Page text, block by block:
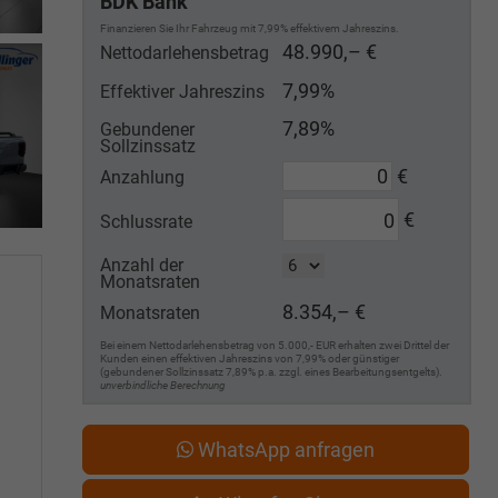
Finanzieren Sie Ihr Fahrzeug mit 7,99% effektivem Jahreszins.
Nettodarlehensbetrag 48.990,– €
Effektiver Jahreszins 7,99%
Gebundener
Sollzinssatz
7,89%
Anzahlung €
Schlussrate €
Anzahl der
Monatsraten
Monatsraten
8.354,– €
Bei einem Nettodarlehensbetrag von 5.000,- EUR erhalten zwei Drittel der
Kunden einen effektiven Jahreszins von 7,99% oder günstiger
(gebundener Sollzinssatz 7,89% p.a. zzgl. eines Bearbeitungsentgelts).
unverbindliche Berechnung
WhatsApp anfragen